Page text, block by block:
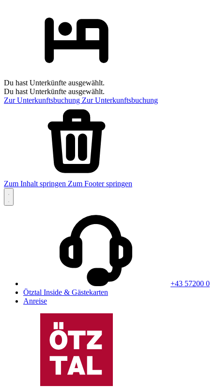
Du hast Unterkünfte ausgewählt.
Du hast Unterkünfte ausgewählt.
Zur Unterkunftsbuchung Zur Unterkunftsbuchung
Zum Inhalt springen Zum Footer springen
+43 57200 0
Ötztal Inside & Gästekarten
Anreise